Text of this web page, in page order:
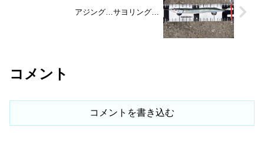
アジング…サヨリング…
コメント
コメントを書き込む